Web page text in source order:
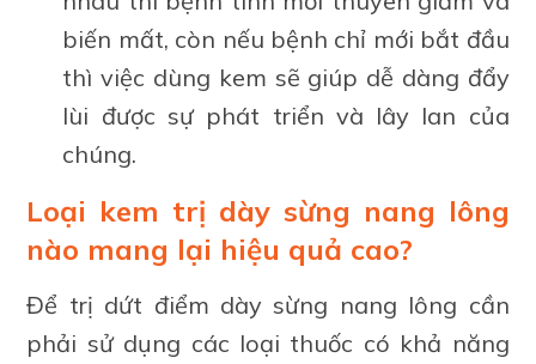
biến mất, còn nếu bệnh chỉ mới bắt đầu
thì việc dùng kem sẽ giúp dễ dàng đẩy
lùi được sự phát triển và lây lan của
chúng.
Loại kem trị dày sừng nang lông
nào mang lại hiệu quả cao?
Để trị dứt điểm dày sừng nang lông cần
phải sử dụng các loại thuốc có khả năng